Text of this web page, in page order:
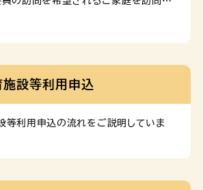
お届けしています。
施設等利用申込
等利用申込の流れをご説明していま